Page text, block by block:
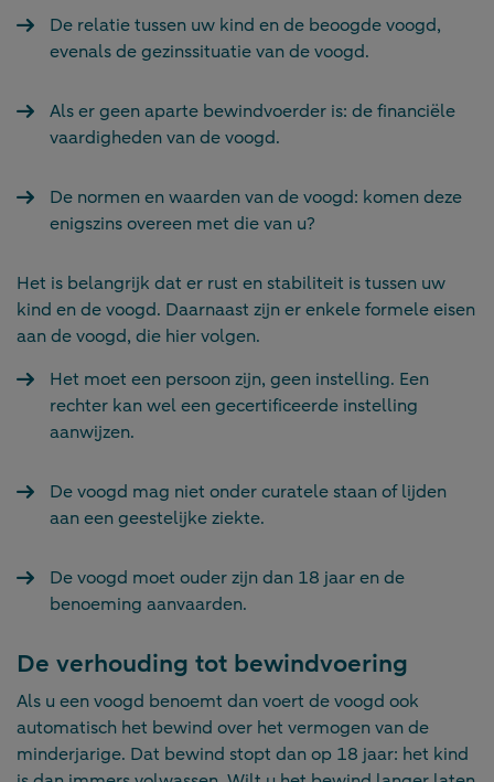
De relatie tussen uw kind en de beoogde voogd,
evenals de gezinssituatie van de voogd.
Als er geen aparte bewindvoerder is: de financiële
vaardigheden van de voogd.
De normen en waarden van de voogd: komen deze
enigszins overeen met die van u?
Het is belangrijk dat er rust en stabiliteit is tussen uw
kind en de voogd. Daarnaast zijn er enkele formele eisen
aan de voogd, die hier volgen.
Het moet een persoon zijn, geen instelling. Een
rechter kan wel een gecertificeerde instelling
aanwijzen.
De voogd mag niet onder curatele staan of lijden
aan een geestelijke ziekte.
De voogd moet ouder zijn dan 18 jaar en de
benoeming aanvaarden.
De verhouding tot bewindvoering
Als u een voogd benoemt dan voert de voogd ook
automatisch het bewind over het vermogen van de
minderjarige. Dat bewind stopt dan op 18 jaar: het kind